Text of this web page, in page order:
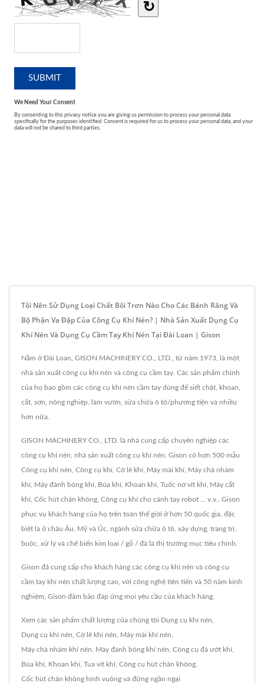
Tôi Nên Sử Dụng Loại Chất Bôi Trơn Nào Cho Các Bánh Răng Và
Bộ Phận Va Đập Của Công Cụ Khí Nén? | Nhà Sản Xuất Dụng Cụ
Khí Nén Và Dụng Cụ Cầm Tay Khí Nén Tại Đài Loan | Gison
Nằm ở Đài Loan, GISON MACHINERY CO., LTD., từ năm 1973, là một
nhà sản xuất công cụ khí nén và công cụ cầm tay. Các sản phẩm chính
của họ bao gồm các công cụ khí nén cầm tay dùng để siết chặt, khoan,
cắt, sơn, nông nghiệp, làm vườn, sửa chữa ô tô/phương tiện và nhiều
hơn nữa.
GISON MACHINERY CO., LTD. là nhà cung cấp chuyên nghiệp các
công cụ khí nén, nhà sản xuất công cụ khí nén. Gison có hơn 500 mẫu
Công cụ khí nén, Công cụ khí, Cờ lê khí, Máy mài khí, Máy chà nhám
khí, Máy đánh bóng khí, Búa khí, Khoan khí, Tuốc nơ vít khí, Máy cắt
khí, Cốc hút chân không, Công cụ khí cho cánh tay robot ... v.v.. Gison
phục vụ khách hàng của họ trên toàn thế giới ở hơn 50 quốc gia, đặc
biệt là ở châu Âu, Mỹ và Úc, ngành sửa chữa ô tô, xây dựng, trang trí,
buộc, xử lý và chế biến kim loại / gỗ / đá là thị trường mục tiêu chính.
Gison đã cung cấp cho khách hàng các công cụ khí nén và công cụ
cầm tay khí nén chất lượng cao, với công nghệ tiên tiến và 50 năm kinh
nghiệm, Gison đảm bảo đáp ứng mọi yêu cầu của khách hàng.
Xem các sản phẩm chất lượng của chúng tôi Dụng cụ khí nén
Dụng cụ khí nén Cờ lê khí nén Máy mài khí nén
Máy chà nhám khí nén Máy đánh bóng khí nén Công cụ đá ướt khí
Búa khí Khoan khí Tua vít khí Công cụ hút chân không
Cốc hút chân không hình vuông và đừng ngần ngại